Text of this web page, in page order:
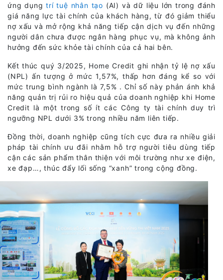
ứng dụngtrí tuệ nhân tạo (AI) và dữ liệu lớn trong đánh
giá năng lực tài chính của khách hàng, từ đó giảm thiểu
nợ xấu và mở rộng khả năng tiếp cận dịch vụ đến những
người dân chưa được ngân hàng phục vụ, mà không ảnh
hưởng đến sức khỏe tài chính của cả hai bên.
Kết thúc quý 3/2025, Home Credit ghi nhận tỷ lệ nợ xấu
(NPL) ấn tượng ở mức 1,57%, thấp hơn đáng kể so với
mức trung bình ngành là 7,5% . Chỉ số này phản ánh khả
năng quản trị rủi ro hiệu quả của doanh nghiệp khi Home
Credit là một trong số ít các Công ty tài chính duy trì
ngưỡng NPL dưới 3% trong nhiều năm liên tiếp.
Đồng thời, doanh nghiệp cũng tích cực đưa ra nhiều giải
pháp tài chính ưu đãi nhằm hỗ trợ người tiêu dùng tiếp
cận các sản phẩm thân thiện với môi trường như xe điện,
xe đạp…, thúc đẩy lối sống “xanh” trong cộng đồng.